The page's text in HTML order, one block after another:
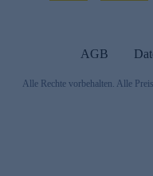
AGB
Alle Rechte vorbehalten. Alle